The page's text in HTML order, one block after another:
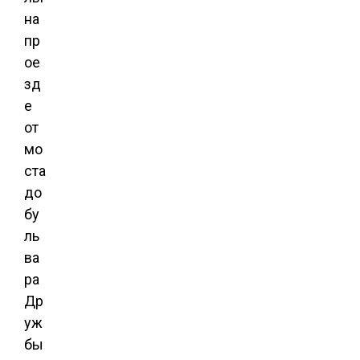
на
пр
ое
зд
е
от
мо
ста
до
бу
ль
ва
ра
Др
уж
бы